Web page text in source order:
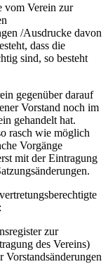
vom Verein zur
/Ausdrucke davon
dass die
sind, so besteht
gegenüber darauf
Vorstand noch im
gehandelt hat.
rasch wie möglich
Vorgänge
mit der Eintragung
zur
des Vereins)